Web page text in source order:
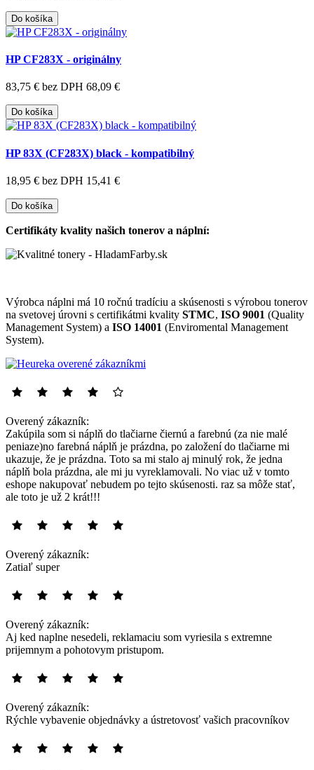
Do košíka
HP CF283X - originálny
83,75 € bez DPH 68,09 €
Do košíka
HP 83X (CF283X) black - kompatibilný
18,95 € bez DPH 15,41 €
Do košíka
Certifikáty kvality našich tonerov a náplní:
Výrobca náplni má 10 ročnú tradíciu a skúsenosti s výrobou tonerov
na svetovej úrovni s certifikátmi kvality STMC, ISO 9001 (Quality
Management System) a ISO 14001 (Enviromental Management
System).
Overený zákazník:
Zakúpila som si náplň do tlačiarne čiernú a farebnú (za nie malé
peniaze)no farebná náplň je prázdna, po založení do tlačiarne mi
ukazuje, že je prázdna. Toto sa mi stalo aj minulý rok, že jedna
náplň bola prázdna, ale mi ju vyreklamovali. No viac už v tomto
eshope nakupovať nebudem po tejto skúsenosti. raz sa môže stať,
ale toto je už 2 krát!!!
Overený zákazník:
Zatiaľ super
Overený zákazník:
Aj ked naplne nesedeli, reklamaciu som vyriesila s extremne
prijemnym a pohotovym pristupom.
Overený zákazník:
Rýchle vybavenie objednávky a ústretovosť vašich pracovníkov